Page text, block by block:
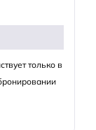
только в